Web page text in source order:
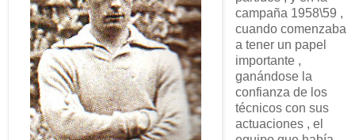
campaña 1958\59 ,
cuando comenzaba
a tener un papel
importante ,
ganándose la
confianza de los
técnicos con sus
actuaciones , el